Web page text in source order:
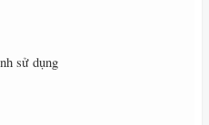
sử dụng